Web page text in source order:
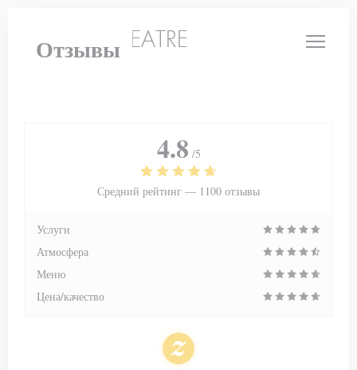
LE PETIT THEATRE
Отзывы
4.8 /5
Средний рейтинг — 1100 отзывы
Услуги
Атмосфера
Меню
Цена/качество